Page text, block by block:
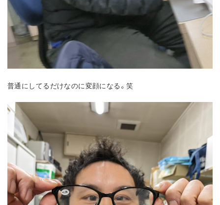
普通にしてるだけなのに変顔になる。笑